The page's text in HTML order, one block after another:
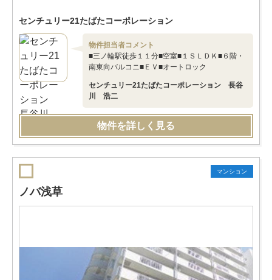
センチュリー21たばたコーポレーション
物件担当者コメント
■三ノ輪駅徒歩１１分■空室■１ＳＬＤＫ■６階・
南東向バルコニ■ＥＶ■オートロック
センチュリー21たばたコーポレーション 長谷
川 浩二
物件を詳しく見る
マンション
ノバ浅草